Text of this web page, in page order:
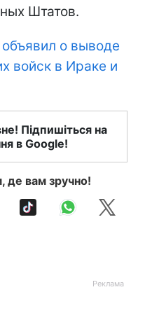
Штатов.
объявил о выводе
войск в Ираке и
Підпишіться на
в Google!
де вам зручно!